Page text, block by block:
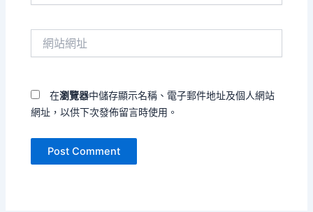
在瀏覽器中儲存顯示名稱、電子郵件地址及個人網站
網址，以供下次發佈留言時使用。